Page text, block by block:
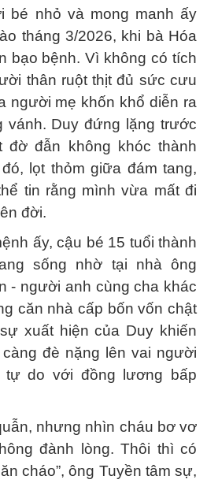
bé nhỏ và mong manh ấy
tháng 3/2026, khi bà Hóa
bạo bệnh. Vì không có tích
thân ruột thịt đủ sức cưu
người mẹ khốn khổ diễn ra
vánh. Duy đứng lặng trước
đờ đẫn không khóc thành
lọt thỏm giữa đám tang,
tin rằng mình vừa mất đi
đời.
ấy, cậu bé 15 tuổi thành
sống nhờ tại nhà ông
- người anh cùng cha khác
căn nhà cấp bốn vốn chật
xuất hiện của Duy khiến
đè nặng lên vai người
tự do với đồng lương bấp
nhưng nhìn cháu bơ vơ
đành lòng. Thôi thì có
cháo”, ông Tuyền tâm sự,